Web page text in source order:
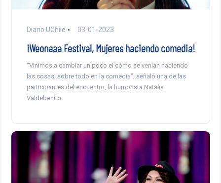
Diario UChile 03-01-2023
¡Weonaaa Festival, Mujeres haciendo comedia!
“Vinimos a cambiar un poco el cómo se venían haciendo
las cosas, sobre todo en la comedia”, señaló una de las
participantes del encuentro, la humorista Natalia
Valdebenito.